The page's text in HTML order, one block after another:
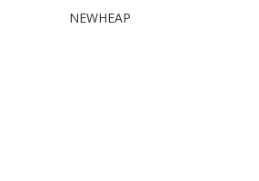
NEWHEAP